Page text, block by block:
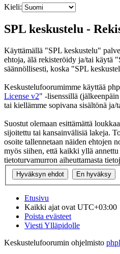
Kieli:
SPL keskustelu -
Käyttämällä "SPL keskustelu"
ehtoja, älä rekisteröidy ja/tai käytä
säännöllisesti, koska "SPL
Keskustelufoorumimme käyttää
License v2" -lisenssillä
tai kiellämme sopivana sisältönä ja/
Suostut olemaan esittämättä
sijoitettu tai kansainvälisiä lakeja.
osoite tallennetaan näiden ehtojen
myös siihen, että kaikki yllä
tietoturvamurron aiheuttamasta
Etusivu
Kaikki ajat ovat UTC+03:00
Poista evästeet
Viesti Ylläpidolle
Keskustelufoorumin ohjelmisto